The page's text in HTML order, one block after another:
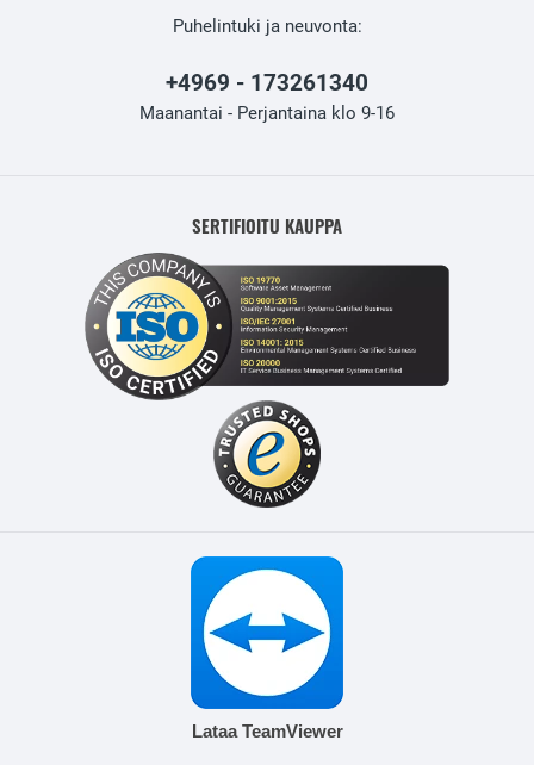
Puhelintuki ja neuvonta:
+4969 - 173261340
Maanantai - Perjantaina klo 9-16
SERTIFIOITU KAUPPA
Lataa TeamViewer